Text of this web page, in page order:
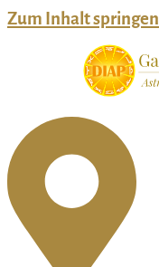
Zum Inhalt springen